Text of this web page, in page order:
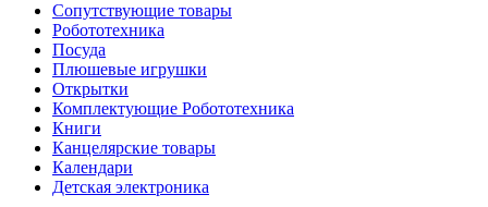
Сопутствующие товары
Робототехника
Посуда
Плюшевые игрушки
Открытки
Комплектующие Робототехника
Книги
Канцелярские товары
Календари
Детская электроника